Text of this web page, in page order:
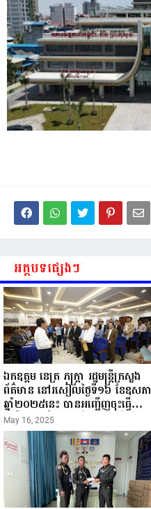
អត្ថបទផ្សេងៗ
ឯកឧត្តម នេត្រ ភក្ត្រា រដ្ឋមន្ត្រីក្រសួង
ព័ត៌មាន នៅរសៀលថ្ងៃទី១៦ ខែឧសភា
ឆ្នាំ២០២៥នេះ បានអញ្ជើញចុះធ្វើ
ជំរឿនថ្នាក់ដឹកនាំមន្ត្រីរាជការស៉ីវិល នៃ
ក្រសួងព័ត៌មាន...
May 16, 2025